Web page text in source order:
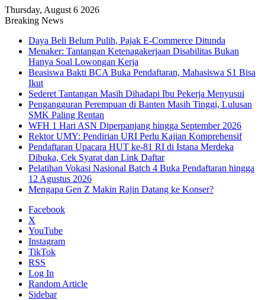
Thursday, August 6 2026
Breaking News
Daya Beli Belum Pulih, Pajak E-Commerce Ditunda
Menaker: Tantangan Ketenagakerjaan Disabilitas Bukan
Hanya Soal Lowongan Kerja
Beasiswa Bakti BCA Buka Pendaftaran, Mahasiswa S1 Bisa
Ikut
Sederet Tantangan Masih Dihadapi Ibu Pekerja Menyusui
Pengangguran Perempuan di Banten Masih Tinggi, Lulusan
SMK Paling Rentan
WFH 1 Hari ASN Diperpanjang hingga September 2026
Rektor UMY: Pendirian URI Perlu Kajian Komprehensif
Pendaftaran Upacara HUT ke-81 RI di Istana Merdeka
Dibuka, Cek Syarat dan Link Daftar
Pelatihan Vokasi Nasional Batch 4 Buka Pendaftaran hingga
12 Agustus 2026
Mengapa Gen Z Makin Rajin Datang ke Konser?
Facebook
X
YouTube
Instagram
TikTok
RSS
Log In
Random Article
Sidebar